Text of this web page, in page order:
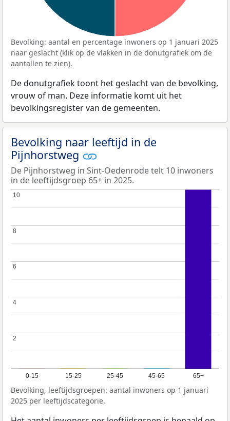
Bevolking: aantal en percentage inwoners op 1 januari 2025
naar geslacht (klik op de vlakken in de donutgrafiek om de
aantallen te zien).
De donutgrafiek toont het geslacht van de bevolking,
vrouw of man. Deze informatie komt uit het
bevolkingsregister van de gemeenten.
Bevolking naar leeftijd in de
Pijnhorstweg
De Pijnhorstweg in Sint-Oedenrode telt 10 inwoners
in de leeftijdsgroep 65+ in 2025.
0-15 15-25 25-45 45-65 65+
2
2
4
4
6
6
8
8
10
10
Bevolking, leeftijdsgroepen: aantal inwoners op 1 januari
2025 per leeftijdscategorie.